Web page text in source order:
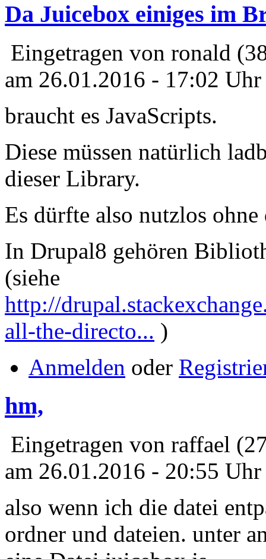
Da Juicebox einiges im
Eingetragen von ronald
am 26.01.2016 - 17:02 Uhr
braucht es JavaScripts.
Diese müssen natürlich
dieser Library.
Es dürfte also nutzlos
In Drupal8 gehören
(siehe
http://
all-the-directo... )
Anmelden oder
hm,
Eingetragen von raffael
am 26.01.2016 - 20:55 Uhr
also wenn ich die datei
ordner und dateien. unter